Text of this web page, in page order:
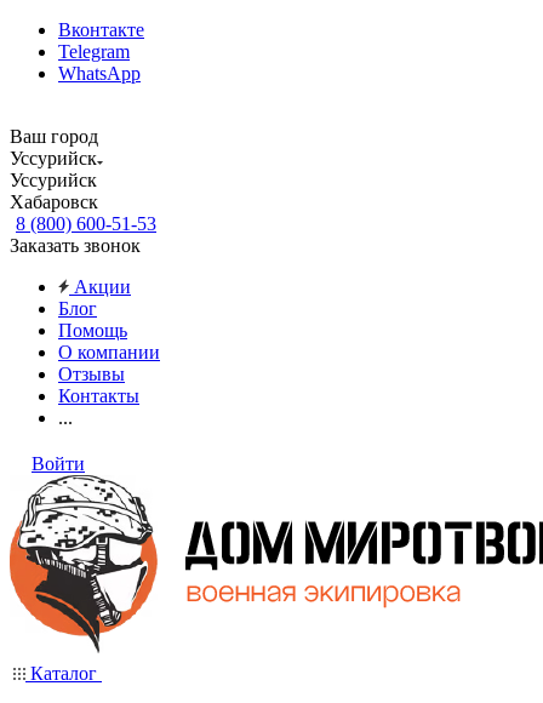
Вконтакте
Telegram
WhatsApp
Ваш город
Уссурийск
Уссурийск
Хабаровск
8 (800) 600-51-53
Заказать звонок
Акции
Блог
Помощь
О компании
Отзывы
Контакты
...
Войти
Каталог